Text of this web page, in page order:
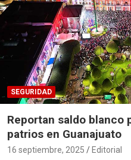
SEGURIDAD
Reportan saldo blanco
patrios en Guanajuato
16 septiembre, 2025 Editorial